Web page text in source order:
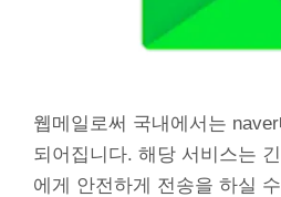
웹메일로써 국내에서는
되어집니다. 해당 서비스는
에게 안전하게 전송을 하실